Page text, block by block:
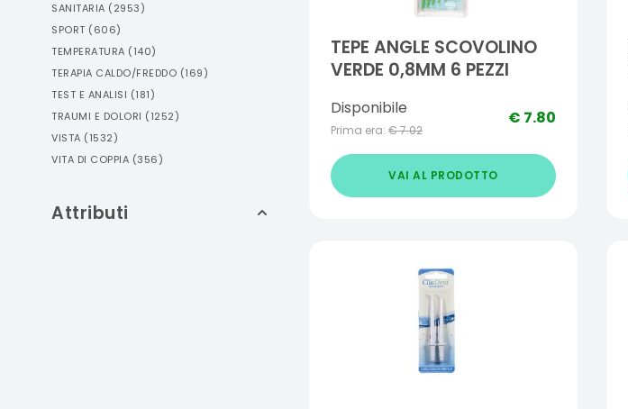
SANITARIA (2953)
SPORT (606)
TEMPERATURA (140)
TERAPIA CALDO/FREDDO (169)
TEST E ANALISI (181)
TRAUMI E DOLORI (1252)
VISTA (1532)
VITA DI COPPIA (356)
Attributi
TEPE ANGLE SCOVOLINO
VERDE 0,8MM 6 PEZZI
Disponibile
Prima era: €7.02
€ 7.80
VAI AL PRODOTTO